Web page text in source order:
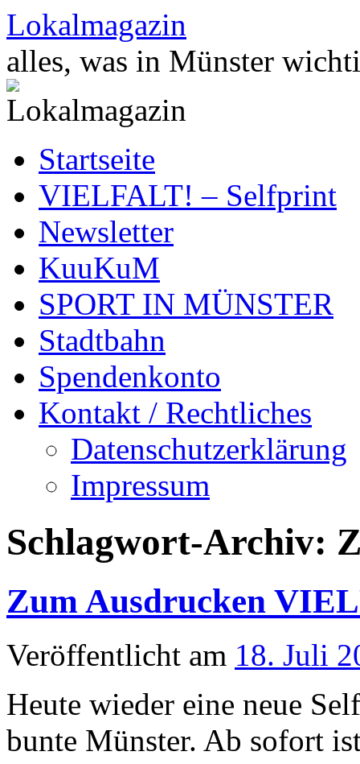
Zum
Inhalt
springen
Lokalmagazin
alles, was in Münster
Startseite
VIELFALT! – Selfprint
Newsletter
KuuKuM
SPORT IN MÜNSTER
Stadtbahn
Spendenkonto
Kontakt / Rechtliches
Datenschutzerklärung
Impressum
Schlagwort-Archiv:
Zum Ausdrucken
Veröffentlicht am 18. Juli
Heute wieder eine neue
bunte Münster. Ab sofort